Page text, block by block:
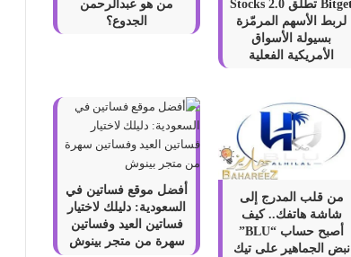
Bitget تطلق Stocks 2.0
لربط الأسهم المرمّزة
بسيولة الأسواق
الأمريكية الفعلية
من هو عبدالرحمن
الجدوع؟
من قلب المدرج إلى
شاشة هاتفك.. كيف
أصبح حساب “BLU”
نبض الجماهير على تيك
أفضل موقع فساتين في
السعودية: دليلك لاختيار
فساتين العيد وفساتين
سهرة من متجر بينوش